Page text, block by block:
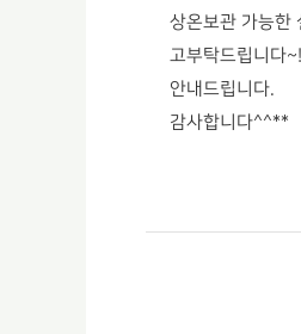
상온보관 가능한
고부탁드립니다~!
안내드립니다.
감사합니다^^**